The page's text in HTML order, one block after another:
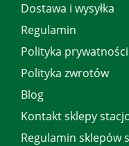
Dostawa i wysyłka
Regulamin
Polityka prywatności
Polityka zwrotów
Blog
Kontakt sklepy
Regulamin sklepów